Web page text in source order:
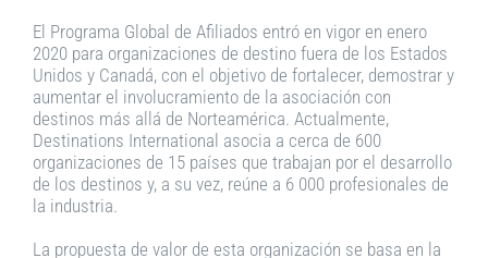
El Programa Global de Afiliados entró en vigor en enero
2020 para organizaciones de destino fuera de los Estados
Unidos y Canadá, con el objetivo de fortalecer, demostrar y
aumentar el involucramiento de la asociación con
destinos más allá de Norteamérica. Actualmente,
Destinations International asocia a cerca de 600
organizaciones de 15 países que trabajan por el desarrollo
de los destinos y, a su vez, reúne a 6 000 profesionales de
la industria.
La propuesta de valor de esta organización se basa en la